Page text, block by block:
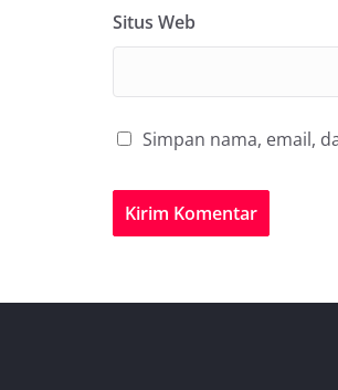
Situs Web
Simpan nama, email,